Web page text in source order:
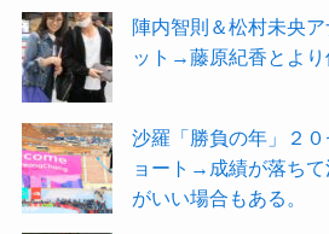
陣内智則＆松村未央
ット→藤原紀香とより
沙羅「勝負の年」２０
ョート→成績が落ち
がいい場合もある。